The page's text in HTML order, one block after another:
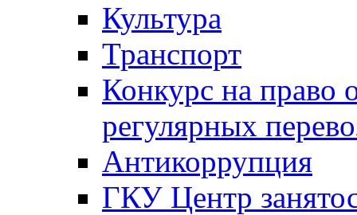
Культура
Транспорт
Конкурс на право
регулярных
Антикоррупция
ГКУ Центр